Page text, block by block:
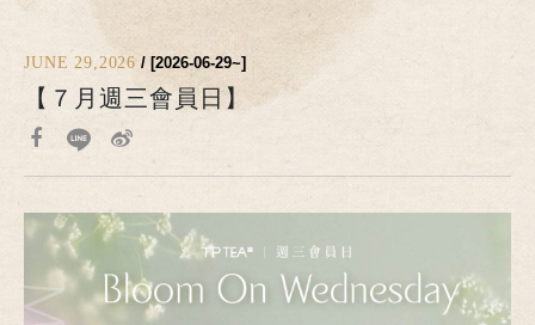
JUNE 29,2026 / [2026-06-29~]
【７月週三會員日】